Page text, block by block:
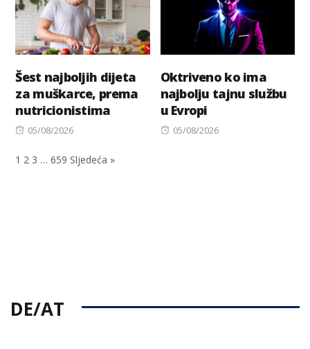
Šest najboljih dijeta
za muškarce, prema
nutricionistima
Posted
05/08/2026
Oktriveno ko ima
najbolju tajnu službu
u Evropi
Posted
05/08/2026
1 2 3 … 659 Sljedeća »
DE/AT